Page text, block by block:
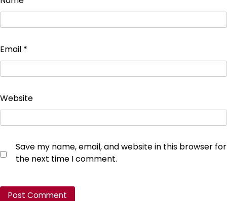
Email *
Website
Save my name, email, and website in this browser for
the next time I comment.